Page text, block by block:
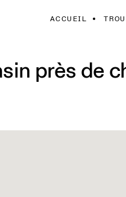
ACCUEIL
près de